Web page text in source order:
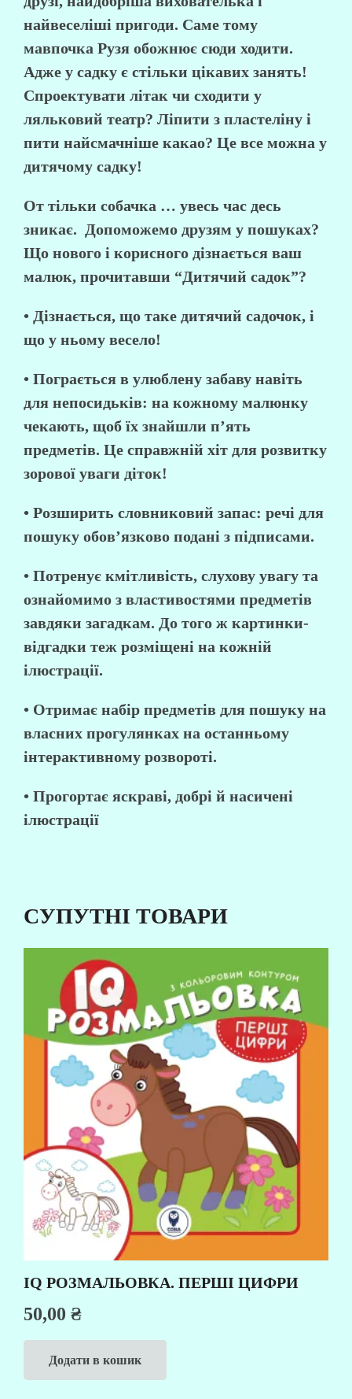
найвеселіші пригоди. Саме тому
мавпочка Рузя обожнює сюди ходити.
Адже у садку є стільки цікавих занять!
Спроектувати літак чи сходити у
ляльковий театр? Ліпити з пластеліну і
пити найсмачніше какао? Це все можна у
дитячому садку!
От тільки собачка … увесь час десь
зникає. Допоможемо друзям у пошуках?
Що нового і корисного дізнається ваш
малюк, прочитавши “Дитячий садок”?
• Дізнається, що таке дитячий садочок, і
що у ньому весело!
• Пограється в улюблену забаву навіть
для непосидьків: на кожному малюнку
чекають, щоб їх знайшли п’ять
предметів. Це справжній хіт для розвитку
зорової уваги діток!
• Розширить словниковий запас: речі для
пошуку обов’язково подані з підписами.
• Потренує кмітливість, слухову увагу та
ознайомимо з властивостями предметів
завдяки загадкам. До того ж картинки-
відгадки теж розміщені на кожній
ілюстрації.
• Отримає набір предметів для пошуку на
власних прогулянках на останньому
інтерактивному розвороті.
• Прогортає яскраві, добрі й насичені
ілюстрації
СУПУТНІ ТОВАРИ
IQ РОЗМАЛЬОВКА. ПЕРШІ ЦИФРИ
50,00 ₴
Додати в кошик